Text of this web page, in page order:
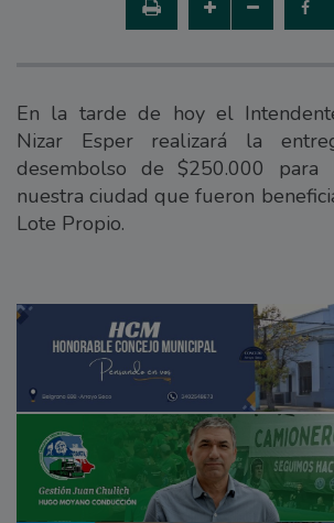
En la tarde de hoy el
Nizar Esper realizará la
desembolso de $250.000 para
nuestra ciudad que fueron
Lote Propio.